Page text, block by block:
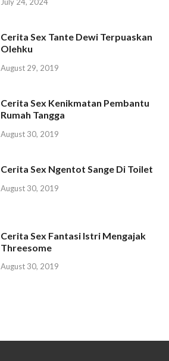
Cerita Sex Tante Dewi Terpuaskan
Olehku
August 29, 2019
Cerita Sex Kenikmatan Pembantu
Rumah Tangga
August 30, 2019
Cerita Sex Ngentot Sange Di Toilet
August 30, 2019
Cerita Sex Fantasi Istri Mengajak
Threesome
August 30, 2019